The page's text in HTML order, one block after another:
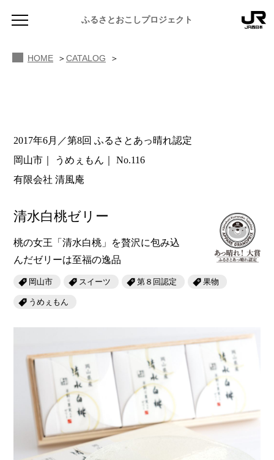
ふるさとおこしプロジェクト
お知らせ
ふるさと文庫
ふるさと散歩
あの駅この駅
おのえきTIMES
JR西日本グループのおみやげ開発
せとうちの果実 清涼飲料水
雑貨シリーズ
恋するジャージー 瀬戸田レモン
蒜山ショコラ
ふるさとあっ晴れ認定
マップ・一覧から探す
カテゴリー・タグ・キーワードから探す
第16回 Re： 第15回 未来へつなぐ人
第14回 持続と進化
SAKU美SAKU楽
SETOUCHI TRAIN
La Malle de Bois
ABOUT
JR岡山の地域共生
ふるさとおこしプロジェクトとは
活動内容
HOME CATALOG
2017年6月／第8回 ふるさとあっ晴れ認定
岡山市
うめぇもん
No.116
有限会社 清風庵
清水白桃ゼリー
桃の女王「清水白桃」を贅沢に包み込
んだゼリーは至福の逸品
岡山市 スイーツ 第８回認定 果物
うめぇもん